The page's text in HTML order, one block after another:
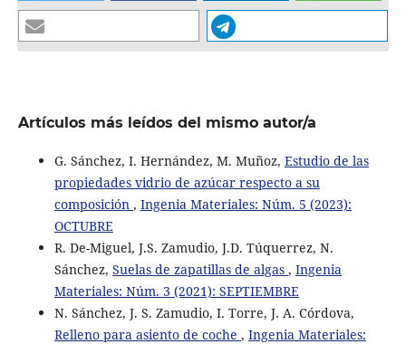
Artículos más leídos del mismo autor/a
G. Sánchez, I. Hernández, M. Muñoz, Estudio de las
propiedades vidrio de azúcar respecto a su
composición , Ingenia Materiales: Núm. 5 (2023):
OCTUBRE
R. De-Miguel, J.S. Zamudio, J.D. Túquerrez, N.
Sánchez, Suelas de zapatillas de algas , Ingenia
Materiales: Núm. 3 (2021): SEPTIEMBRE
N. Sánchez, J. S. Zamudio, I. Torre, J. A. Córdova,
Relleno para asiento de coche , Ingenia Materiales: